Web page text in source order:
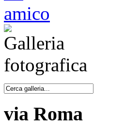
via Roma